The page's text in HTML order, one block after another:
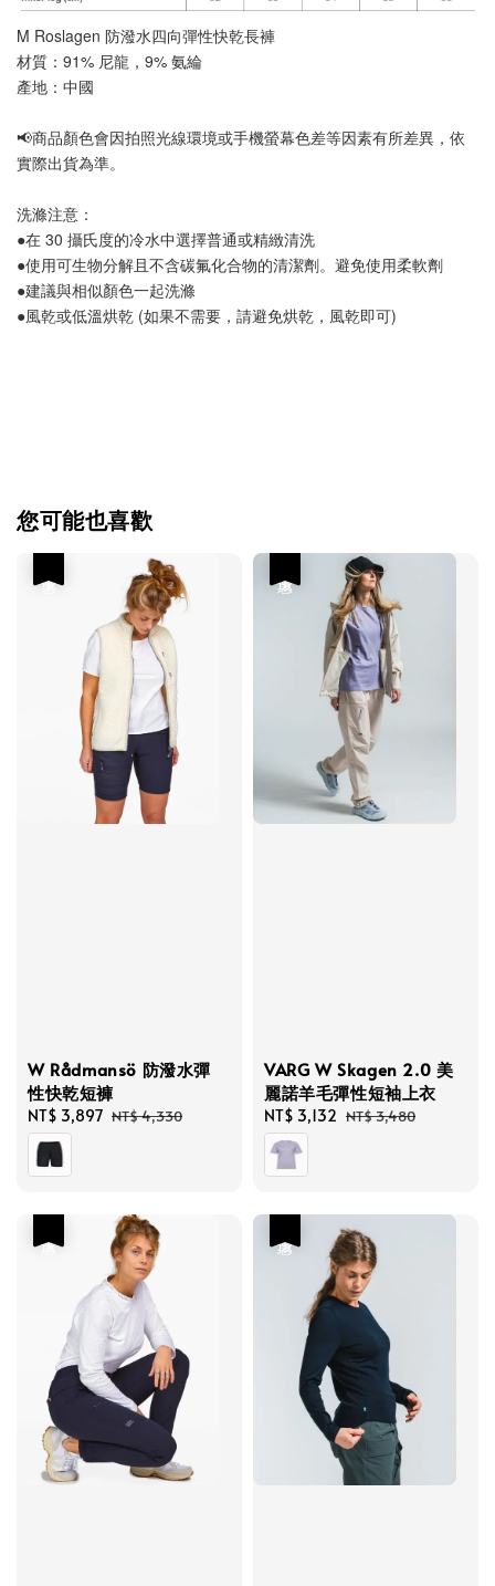
M Roslagen 防潑水四向彈性快乾長褲
材質：91% 尼龍，9% 氨綸
產地：中國
📢商品顏色會因拍照光線環境或手機螢幕色差等因素有所差異，依
實際出貨為準。
洗滌注意：
●在 30 攝氏度的冷水中選擇普通或精緻清洗
●使用可生物分解且不含碳氟化合物的清潔劑。避免使用柔軟劑
●建議與相似顏色一起洗滌
●風乾或低溫烘乾 (如果不需要，請避免烘乾，風乾即可)
您可能也喜歡
W Rådmansö 防潑水彈
性快乾短褲
Sale
price
NT$ 3,897 Regular
NT$ 4,330
VARG W Skagen 2.0 美
麗諾羊毛彈性短袖上衣
Sale
price
NT$ 3,132 Regular
NT$ 3,480